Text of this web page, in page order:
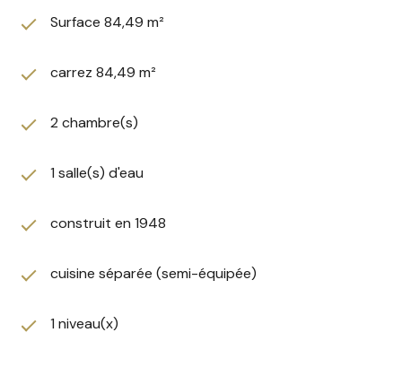
Surface 84,49 m²
carrez 84,49 m²
2 chambre(s)
1 salle(s) d'eau
construit en 1948
cuisine séparée (semi-équipée)
1 niveau(x)